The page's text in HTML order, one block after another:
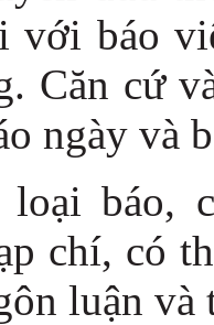
với báo
Căn cứ
ngày và
loại báo,
chí, có
luận và